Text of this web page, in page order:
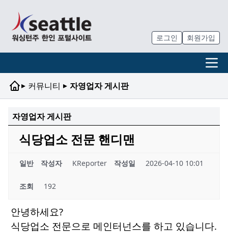
로그인 회원가입
▸ 커뮤니티 ▸ 자영업자 게시판
자영업자 게시판
식당업소 전문 핸디맨
일반 작성자 KReporter 작성일 2026-04-10 10:01
조회 192
안녕하세요?
식당업소 전문으로 메인터넌스를 하고 있습니다.